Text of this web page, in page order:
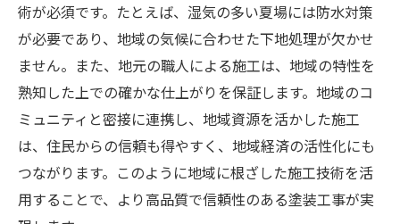
術が必須です。たとえば、湿気の多い夏場には防水対策
が必要であり、地域の気候に合わせた下地処理が欠かせ
ません。また、地元の職人による施工は、地域の特性を
熟知した上での確かな仕上がりを保証します。地域のコ
ミュニティと密接に連携し、地域資源を活かした施工
は、住民からの信頼も得やすく、地域経済の活性化にも
つながります。このように地域に根ざした施工技術を活
用することで、より高品質で信頼性のある塗装工事が実